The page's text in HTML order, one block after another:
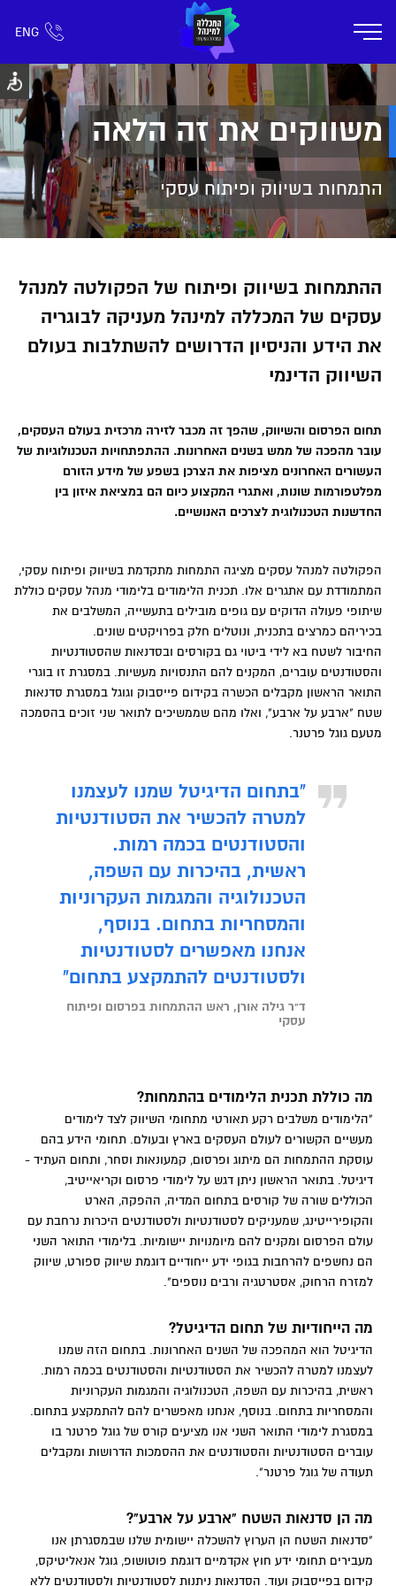
ENG
חפש כל דבר רישום ומידע אזור אישי
אודות תוכניות הלימוד קמפוס דימונה חיי
משווקים את זה הלאה
התמחות בשיווק ופיתוח עסקי
ההתמחות בשיווק ופיתוח של הפקולטה למנהל
עסקים של המכללה למינהל מעניקה לבוגריה
את הידע והניסיון הדרושים להשתלבות בעולם
השיווק הדינמי
תחום הפרסום והשיווק, שהפך זה מכבר לזירה מרכזית בעולם העסקים,
עובר מהפכה של ממש בשנים האחרונות. ההתפתחויות הטכנולוגיות של
העשורים האחרונים מציפות את הצרכן בשפע של מידע הזורם
מפלטפורמות שונות, ואתגרי המקצוע כיום הם במציאת איזון בין
החדשנות הטכנולוגית לצרכים האנושיים.
הפקולטה למנהל עסקים מציגה התמחות מתקדמת בשיווק ופיתוח עסקי,
המתמודדת עם אתגרים אלו. תכנית הלימודים בלימודי מנהל עסקים כוללת
שיתופי פעולה הדוקים עם גופים מובילים בתעשייה, המשלבים את
בכיריהם כמרצים בתכנית, ונוטלים חלק בפרויקטים שונים.
החיבור לשטח בא לידי ביטוי גם בקורסים ובסדנאות שהסטודנטיות
והסטודנטים עוברים, המקנים להם התנסויות מעשיות. במסגרת זו בוגרי
התואר הראשון מקבלים הכשרה בקידום פייסבוק וגוגל במסגרת סדנאות
שטח "ארבע על ארבע", ואלו מהם שממשיכים לתואר שני זוכים בהסמכה
מטעם גוגל פרטנר.
"בתחום הדיגיטל שמנו לעצמנו
למטרה להכשיר את הסטודנטיות
והסטודנטים בכמה רמות.
ראשית, בהיכרות עם השפה,
הטכנולוגיה והמגמות העקרוניות
והמסחריות בתחום. בנוסף,
אנחנו מאפשרים לסטודנטיות
ולסטודנטים להתמקצע בתחום"
ד"ר גילה אורן, ראש ההתמחות בפרסום ופיתוח
עסקי
מה כוללת תכנית הלימודים בהתמחות?
"הלימודים משלבים רקע תאורטי מתחומי השיווק לצד לימודים
מעשיים הקשורים לעולם העסקים בארץ ובעולם. תחומי הידע בהם
עוסקת ההתמחות הם מיתוג ופרסום, קמעונאות וסחר, ותחום העתיד -
דיגיטל. בתואר הראשון ניתן דגש על לימודי פרסום וקריאייטיב,
הכוללים שורה של קורסים בתחום המדיה, ההפקה, הארט
והקופירייטינג, שמעניקים לסטודנטיות ולסטודנטים היכרות נרחבת עם
עולם הפרסום ומקנים להם מיומנויות יישומיות. בלימודי התואר השני
הם נחשפים להרחבות בגופי ידע ייחודיים דוגמת שיווק ספורט, שיווק
למזרח הרחוק, אסטרטגיה ורבים נוספים".
מה הייחודיות של תחום הדיגיטל?
הדיגיטל הוא המהפכה של השנים האחרונות. בתחום הזה שמנו
לעצמנו למטרה להכשיר את הסטודנטיות והסטודנטים בכמה רמות.
ראשית, בהיכרות עם השפה, הטכנולוגיה והמגמות העקרוניות
והמסחריות בתחום. בנוסף, אנחנו מאפשרים להם להתמקצע בתחום.
במסגרת לימודי התואר השני אנו מציעים קורס של גוגל פרטנר בו
עוברים הסטודנטיות והסטודנטים את ההסמכות הדרושות ומקבלים
תעודה של גוגל פרטנר".
מה הן סדנאות השטח "ארבע על ארבע"?
"סדנאות השטח הן הערוץ להשכלה יישומית שלנו שבמסגרתן אנו
מעבירים תחומי ידע חוץ אקדמיים דוגמת פוטושופ, גוגל אנאליטיקס,
קידום בפייסבוק ועוד. הסדנאות ניתנות לסטודנטיות ולסטודנטים ללא